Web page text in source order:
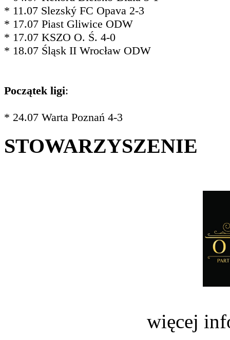
* 11.07 Slezský FC Opava 2-3
* 17.07 Piast Gliwice ODW
* 17.07 KSZO O. Ś. 4-0
* 18.07 Śląsk II Wrocław ODW
Początek ligi:
* 24.07 Warta Poznań 4-3
STOWARZYSZENIE
więcej